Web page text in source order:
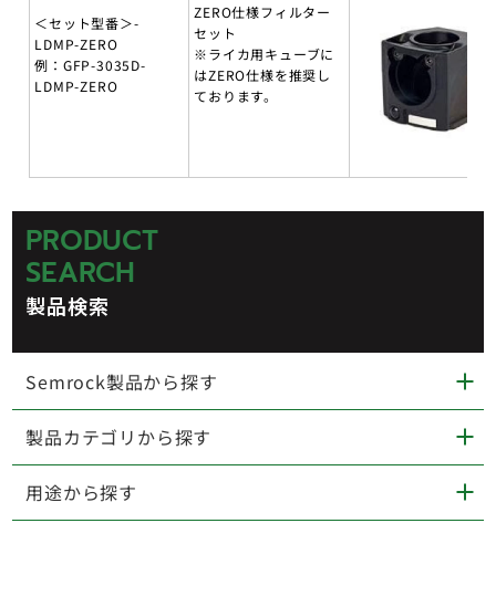
＜セット型番＞-
LDMP-ZERO
例：GFP-3035D-
LDMP-ZERO
ZERO仕様フィルター
セット
※ライカ用キューブに
はZERO仕様を推奨し
ております。
PRODUCT
SEARCH
製品検索
Semrock製品から探す
製品カテゴリから探す
用途から探す